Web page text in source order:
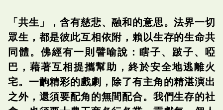
「共生」，含有慈悲、融和的意思。法界一切
眾生，都是彼此互相依附，賴以生存的生命共
同體。佛經有一則譬喻說：瞎子、跛子、啞
巴，藉著互相提攜幫助，終於安全地逃離火
宅。一齣精彩的戲劇，除了有主角的精湛演出
之外，還須要配角的無間配合。我們生存的社